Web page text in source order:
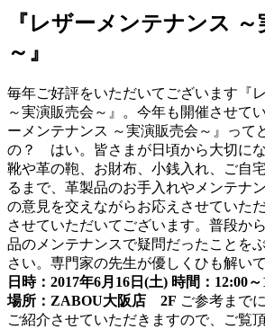
『レザーメンテナンス
～』
毎年ご好評をいただいてございます『
～実演販売会～』。今年も開催させて
ーメンテナンス ～実演販売会～』って
の？ はい。皆さまが日頃から大切に
靴や革の鞄、お財布、小銭入れ、ご自
るまで、革製品のお手入れやメンテナ
の意見を交えながらお応えさせていた
させていただいてございます。普段か
品のメンテナンスで疑問だったことを
さい。専門家の先生が優しくひも解い
日時：2017年6月16日(土) 時間：12:00
場所：ZABOU大阪店 2F ご参考まで
ご紹介させていただきますので、ご覧